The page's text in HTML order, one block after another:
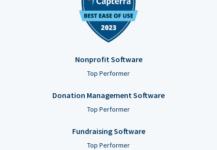
Nonprofit Software
Top Performer
Donation Management Software
Top Performer
Fundraising Software
Top Performer